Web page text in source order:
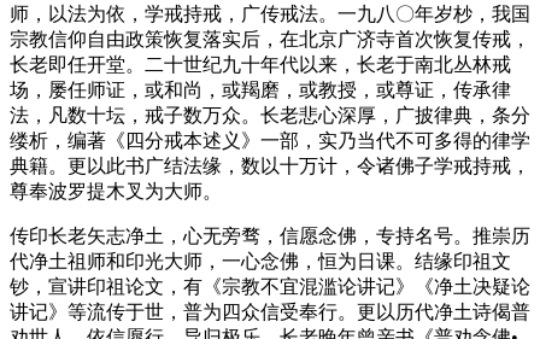
师，以法为依，学戒持戒，广传戒法。一九八〇年岁杪，我国
宗教信仰自由政策恢复落实后，在北京广济寺首次恢复传戒，
长老即任开堂。二十世纪九十年代以来，长老于南北丛林戒
场，屡任师证，或和尚，或羯磨，或教授，或尊证，传承律
法，凡数十坛，戒子数万众。长老悲心深厚，广披律典，条分
缕析，编著《四分戒本述义》一部，实乃当代不可多得的律学
典籍。更以此书广结法缘，数以十万计，令诸佛子学戒持戒，
尊奉波罗提木叉为大师。
传印长老矢志净土，心无旁骛，信愿念佛，专持名号。推崇历
代净土祖师和印光大师，一心念佛，恒为日课。结缘印祖文
钞，宣讲印祖论文，有《宗教不宜混滥论讲记》《净土决疑论
讲记》等流传于世，普为四众信受奉行。更以历代净土诗偈普